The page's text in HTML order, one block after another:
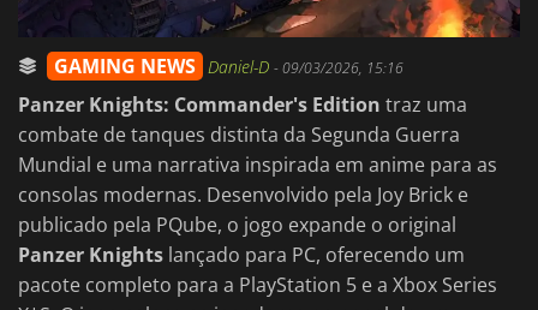
GAMING NEWS Daniel-D -09/03/2026, 15:16
Panzer Knights: Commander's Edition traz uma
combate de tanques distinta da Segunda Guerra
Mundial e uma narrativa inspirada em anime para as
consolas modernas. Desenvolvido pela Joy Brick e
publicado pela PQube, o jogo expande o original
Panzer Knights lançado para PC, oferecendo um
pacote completo para a PlayStation 5 e a Xbox Series